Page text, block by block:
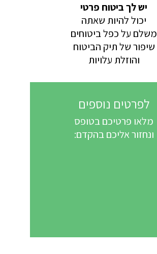
לפרטים נוספים
מלאו פרטיכם בטופס
ונחזור אליכם בהקדם:
יש לך ביטוח פרטי
יכול להיות שאתה
משלם על כפל ביטוחים
שיפור של תיק הביטוח
והוזלת עלויות